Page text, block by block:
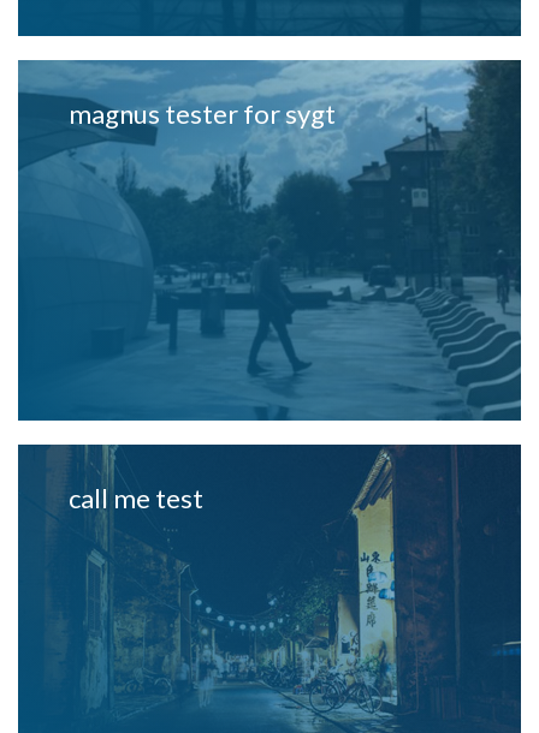
magnus tester for sygt
call me test